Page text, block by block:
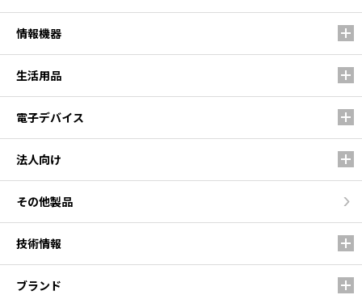
情報機器
生活用品
電子デバイス
法人向け
その他製品
技術情報
ブランド